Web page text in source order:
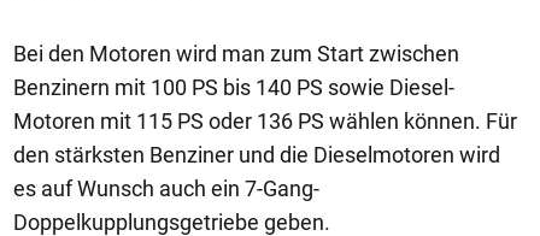
Bei den Motoren wird man zum Start zwischen
Benzinern mit 100 PS bis 140 PS sowie Diesel-
Motoren mit 115 PS oder 136 PS wählen können. Für
den stärksten Benziner und die Dieselmotoren wird
es auf Wunsch auch ein 7-Gang-
Doppelkupplungsgetriebe geben.